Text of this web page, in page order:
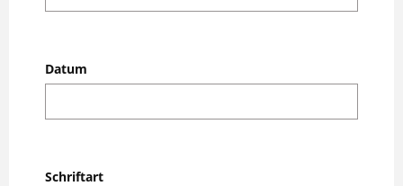
Datum
Schriftart